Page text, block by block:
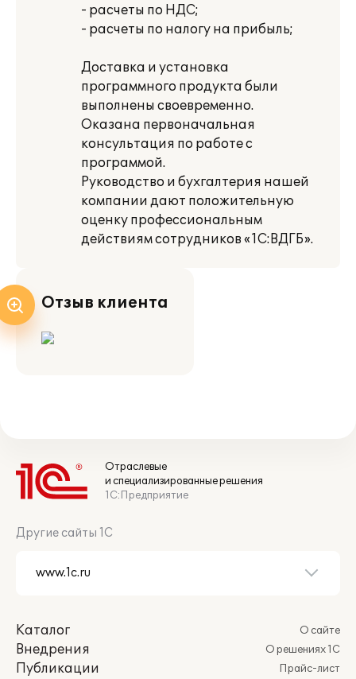
- расчеты по НДС;
- расчеты по налогу на прибыль;
Доставка и установка
программного продукта были
выполнены своевременно.
Оказана первоначальная
консультация по работе с
программой.
Руководство и бухгалтерия нашей
компании дают положительную
оценку профессиональным
действиям сотрудников «1С:ВДГБ».
Отзыв клиента
Отраслевые
и специализированные решения
1С:Предприятие
Другие сайты 1С
Каталог
Внедрения
Публикации
О сайте
О решениях 1С
Прайс-лист